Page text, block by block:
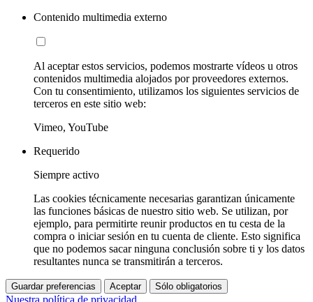
Contenido multimedia externo
Al aceptar estos servicios, podemos mostrarte vídeos u otros
contenidos multimedia alojados por proveedores externos.
Con tu consentimiento, utilizamos los siguientes servicios de
terceros en este sitio web:
Vimeo, YouTube
Requerido
Siempre activo
Las cookies técnicamente necesarias garantizan únicamente
las funciones básicas de nuestro sitio web. Se utilizan, por
ejemplo, para permitirte reunir productos en tu cesta de la
compra o iniciar sesión en tu cuenta de cliente. Esto significa
que no podemos sacar ninguna conclusión sobre ti y los datos
resultantes nunca se transmitirán a terceros.
Guardar preferencias Aceptar Sólo obligatorios
Nuestra política de privacidad